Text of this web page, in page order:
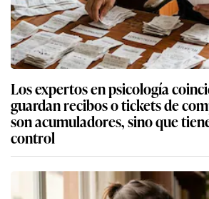
Los expertos en psicología
guardan recibos o tickets de
son acumuladores, sino que
control